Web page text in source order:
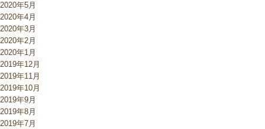
2020年5月
2020年4月
2020年3月
2020年2月
2020年1月
2019年12月
2019年11月
2019年10月
2019年9月
2019年8月
2019年7月